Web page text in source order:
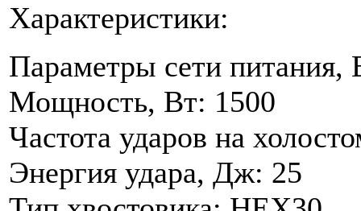
Характеристики:
Параметры сети
Мощность, Вт: 1500
Частота ударов на
Энергия удара, Дж: 25